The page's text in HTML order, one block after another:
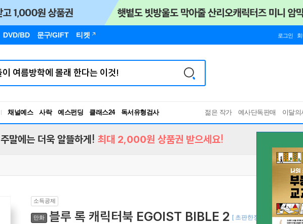
DVD/BD 문구/GIFT 티켓 로그인
채널예스 사락 예스펀딩 클래스24
독서유형검사
젊은 작가 예사단독판매 이달의
주말에는 더욱 알뜰하게! 최대 2,000원 상품권 받으세요!
소득공제
만화 블루 록 캐릭터북 EGOIST BIBLE 2 [ 초판한정부록 : 오각형